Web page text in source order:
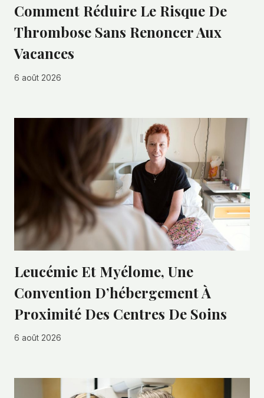
Comment Réduire Le Risque De
Thrombose Sans Renoncer Aux
Vacances
6 août 2026
Leucémie Et Myélome, Une
Convention D’hébergement À
Proximité Des Centres De Soins
6 août 2026